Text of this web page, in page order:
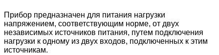
Прибор предназначен для питания нагрузки
напряжением, соответствующим норме, от двух
независимых источников питания, путем подключения
нагрузки к одному из двух входов, подключенных к этим
источникам.